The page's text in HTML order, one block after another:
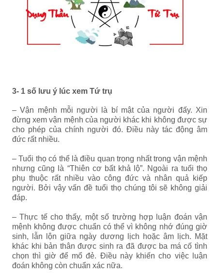
3- 1 số lưu ý lúc xem Tứ trụ
– Vận mệnh mỗi người là bí mật của người đấy. Xin
đừng xem vận mệnh của người khác khi không được sự
cho phép của chính người đó. Điều này tác động âm
đức rất nhiều.
– Tuổi thọ có thể là điều quan trọng nhất trong vận mệnh
nhưng cũng là “Thiên cơ bất khả lộ”. Ngoài ra tuổi thọ
phụ thuộc rất nhiều vào công đức và nhân quả kiếp
người. Bởi vậy vấn đề tuổi thọ chúng tôi sẽ không giải
đáp.
– Thực tế cho thấy, một số trường hợp luận đoán vận
mệnh không được chuẩn có thể vì không nhớ đúng giờ
sinh, lẫn lộn giữa ngày dương lịch hoặc âm lịch. Mặt
khác khi bản thân được sinh ra đã được ba má cố tình
chọn thì giờ để mổ đẻ. Điều này khiến cho việc luận
đoán không còn chuẩn xác nữa.